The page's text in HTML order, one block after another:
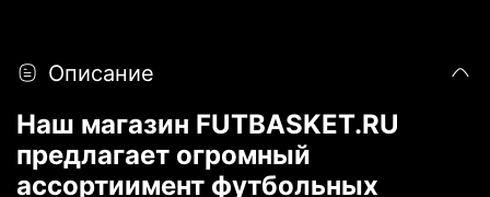
Описание
Наш магазин FUTBASKET.RU
предлагает огромный
ассортиимент футбольных